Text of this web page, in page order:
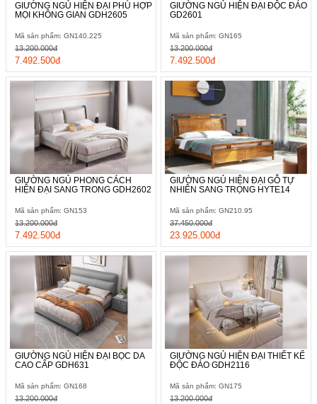
GIƯỜNG NGỦ HIỆN ĐẠI PHÙ HỢP
MỌI KHÔNG GIAN GDH2605
Mã sản phẩm: GN140.225
7.492.500đ
13.200.000đ
GIƯỜNG NGỦ HIỆN ĐẠI ĐỘC ĐÁO
GD2601
Mã sản phẩm: GN165
7.492.500đ
13.200.000đ
GIƯỜNG NGỦ PHONG CÁCH
HIỆN ĐẠI SANG TRONG GDH2602
Mã sản phẩm: GN153
7.492.500đ
13.200.000đ
GIƯỜNG NGỦ HIỆN ĐẠI GỖ TỰ
NHIÊN SANG TRỌNG HYTE14
Mã sản phẩm: GN210.95
23.925.000đ
37.450.000đ
GIƯỜNG NGỦ HIỆN ĐẠI BỌC DA
CAO CẤP GDH631
Mã sản phẩm: GN168
13.200.000đ
GIƯỜNG NGỦ HIỆN ĐẠI THIẾT KẾ
ĐỘC ĐÁO GDH2116
Mã sản phẩm: GN175
13.200.000đ